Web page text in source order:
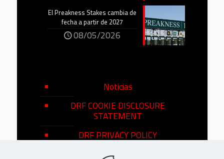
El Preakness Stakes cambia de
fecha a partir de 2027
08/05/2026
Noticias
DRF COOKIE DISCLOSURE
STATEMENT
DRF PRIVACY POLICY